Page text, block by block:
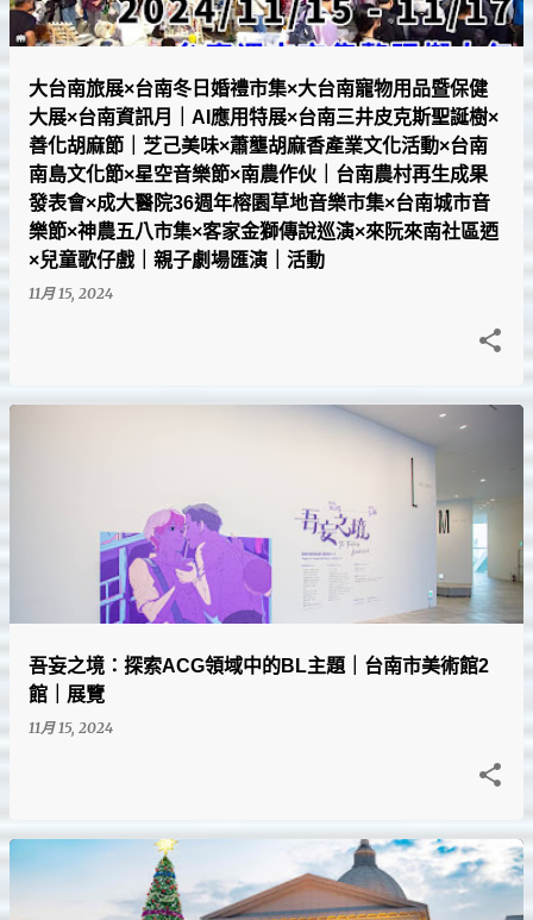
大台南旅展×台南冬日婚禮市集×大台南寵物用品暨保健
大展×台南資訊月｜AI應用特展×台南三井皮克斯聖誕樹×
善化胡麻節｜芝己美味×蕭壟胡麻香產業文化活動×台南
南島文化節×星空音樂節×南農作伙｜台南農村再生成果
發表會×成大醫院36週年榕園草地音樂市集×台南城市音
樂節×神農五八市集×客家金獅傳說巡演×來阮來南社區迺
×兒童歌仔戲｜親子劇場匯演｜活動
11月 15, 2024
吾妄之境：探索ACG領域中的BL主題｜台南市美術館2
館｜展覽
11月 15, 2024